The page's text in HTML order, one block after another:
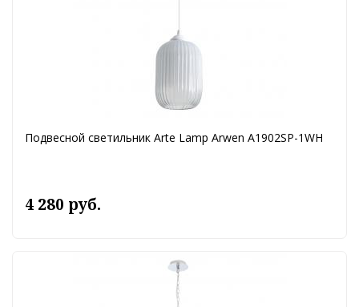
Подвесной светильник Arte Lamp Arwen A1902SP-1WH
4 280 руб.